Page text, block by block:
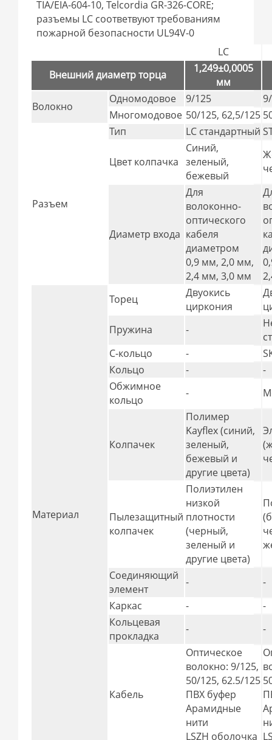
TIA/EIA-604-10, Telcordia GR-326-CORE;
разъемы LC соответвуют требованиям
пожарной безопасности UL94V-0
LC
Внешний диаметр торца
1,249±0,0005
мм
Волокно
Одномодовое 9/125
Многомодовое 50/125, 62,5/125
Разъем
Тип LC стандартный
Цвет колпачка
Синий,
зеленый,
бежевый
Диаметр входа
Для
волоконно-
оптического
кабеля
диаметром
0,9 мм, 2,0 мм,
2,4 мм, 3,0 мм
Материал
Торец
Двуокись
циркония
Пружина
-
С-кольцо
-
Кольцо
-
-
Обжимное
кольцо
-
Колпачек
Полимер
Kayflex (синий,
зеленый,
бежевый и
другие цвета)
Пылезащитный
колпачек
Полиэтилен
низкой
плотности
(черный,
зеленый и
другие цвета)
Соединяющий
элемент
-
-
Каркас
-
-
Кольцевая
прокладка
- -
Кабель
Оптическое
волокно: 9/125,
50/125, 62.5/125
ПВХ буфер
Арамидные
нити
LSZH оболочка